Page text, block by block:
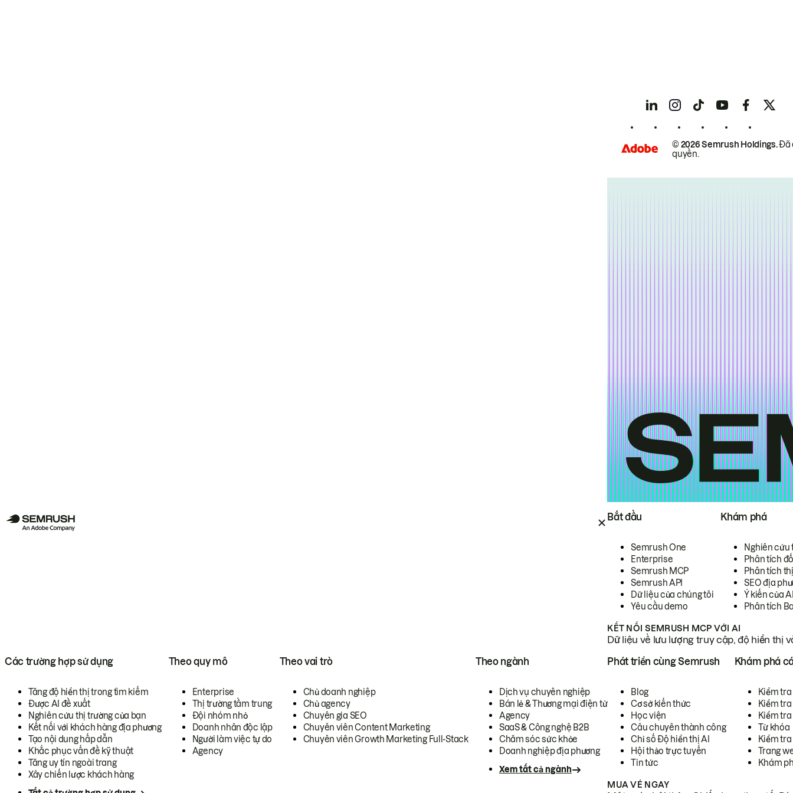
Bắt đầu
Semrush One
Enterprise
Semrush MCP
Semrush API
Dữ liệu của chúng tôi
Yêu cầu demo
Khám phá
Nghiên cứu
Phân tích
Phân tích
SEO địa
Ý kiến của
Phân tích
KẾT NỐI SEMRUSH MCP VỚI AI
Dữ liệu về lưu lượng truy cập, độ hiển thị
Các trường hợp sử dụng
Tăng độ hiển thị trong tìm kiếm
Được AI đề xuất
Nghiên cứu thị trường của bạn
Kết nối với khách hàng địa phương
Tạo nội dung hấp dẫn
Khắc phục vấn đề kỹ thuật
Tăng uy tín ngoài trang
Xây chiến lược khách hàng
Theo quy mô
Enterprise
Thị trường tầm trung
Đội nhóm nhỏ
Doanh nhân độc lập
Người làm việc tự do
Agency
Theo vai trò
Chủ doanh nghiệp
Chủ agency
Chuyên gia SEO
Chuyên viên Content Marketing
Chuyên viên Growth Marketing Full-Stack
Theo ngành
Dịch vụ chuyên nghiệp
Bán lẻ & Thương mại điện tử
Agency
SaaS & Công nghệ B2B
Chăm sóc sức khỏe
Doanh nghiệp địa phương
Xem tất cả ngành
Phát triển cùng Semrush
Blog
Cơ sở kiến thức
Học viện
Câu chuyên thành công
Chỉ số Độ hiển thị AI
Hội thảo trực tuyến
Tin tức
Khám phá
Kiểm
Kiểm tra
Kiểm
Từ khóa
Kiểm
Trang
Khám
MUA VÉ NGAY
© 2026 Semrush Holdings.Đã
quyền.